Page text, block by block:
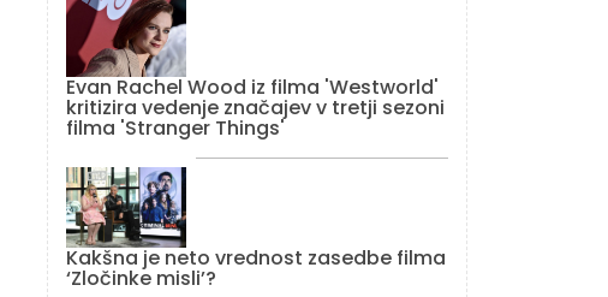
Evan Rachel Wood iz filma 'Westworld'
kritizira vedenje značajev v tretji sezoni
filma 'Stranger Things'
Kakšna je neto vrednost zasedbe filma
‘Zločinke misli’?